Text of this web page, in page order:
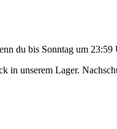
du bis Sonntag um 23:59
in unserem Lager.